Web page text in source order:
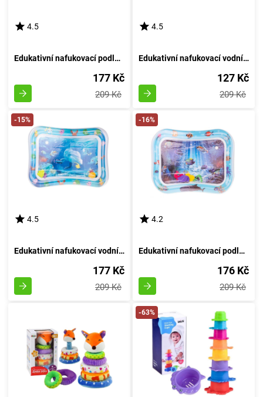
4.5
Edukativní nafukovací podložka s vodními motivy - Růžový Krab
177 Kč
209 Kč
4.5
Edukativní nafukovací vodní podložka s vodním motivem: růžová
127 Kč
209 Kč
-15%
4.5
Edukativní nafukovací vodní podložka s motivem 4
177 Kč
209 Kč
-16%
4.2
Edukativní nafukovací podložka s vodními motivy: design 5
176 Kč
209 Kč
-63%